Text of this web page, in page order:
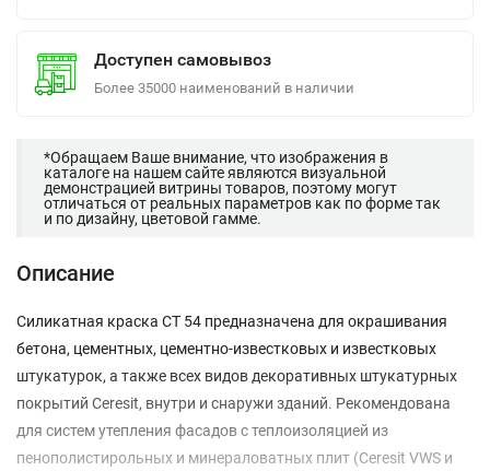
Доступен самовывоз
Более 35000 наименований в наличии
*Обращаем Ваше внимание, что изображения в
каталоге на нашем сайте являются визуальной
демонстрацией витрины товаров, поэтому могут
отличаться от реальных параметров как по форме так
и по дизайну, цветовой гамме.
Описание
Силикатная краска CT 54 предназначена для окрашивания
бетона, цементных, цементно-известковых и известковых
штукатурок, а также всех видов декоративных штукатурных
покрытий Ceresit, внутри и снаружи зданий. Рекомендована
для систем утепления фасадов с теплоизоляцией из
пенополистирольных и минераловатных плит (Ceresit VWS и